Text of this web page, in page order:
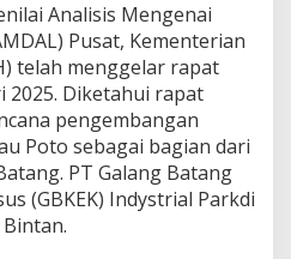
e
Analisis Mengenai
Pusat, Kementerian
telah menggelar rapat
2025. Diketahui rapat
pengembangan
Poto sebagai bagian dari
PT Galang Batang
(GBKEK) Indystrial Parkdi